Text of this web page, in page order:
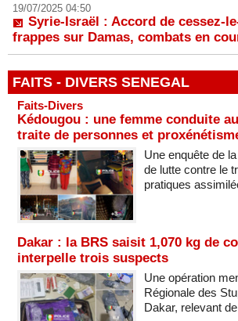
19/07/2025 04:50
Syrie-Israël : Accord de cessez-
frappes sur Damas, combats en
FAITS - DIVERS SENEGAL
Faits-Divers
Kédougou : une femme conduite
traite de personnes et
Une enquête de
de lutte contre le
pratiques
Dakar : la BRS saisit 1,070 kg de
interpelle trois suspects
Une opération
Régionale des
Dakar, relevant